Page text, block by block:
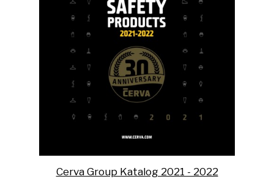
Cerva Group Katalog 2021 - 2022